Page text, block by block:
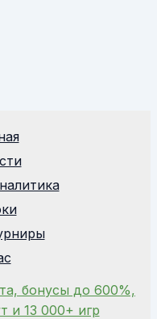
бонусы до 600%,
и 13 000+ игр